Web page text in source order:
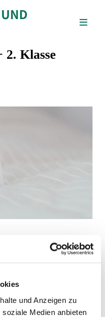
und Anzeigen zu
Medien anbieten
2. Klasse
11:20 Uhr